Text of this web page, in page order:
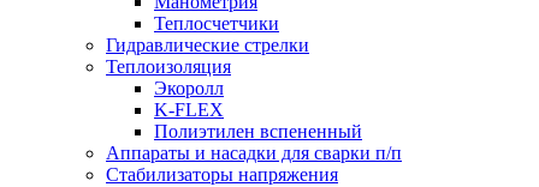
Теплосчетчики
Гидравлические стрелки
Теплоизоляция
Экоролл
K-FLEX
Полиэтилен вспененный
Аппараты и насадки для сварки п/п
Стабилизаторы напряжения